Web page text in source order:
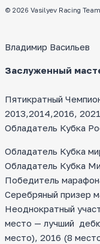
© 2026 Vasilyev Racing Team
Владимир Васильев
Заслуженный
Пятикратный
2013,2014,2016,
Обладатель Кубка
Обладатель Кубка
Обладатель Кубка
Победитель
Серебряный призер
Неоднократный
место — лучший
место), 2016 (8